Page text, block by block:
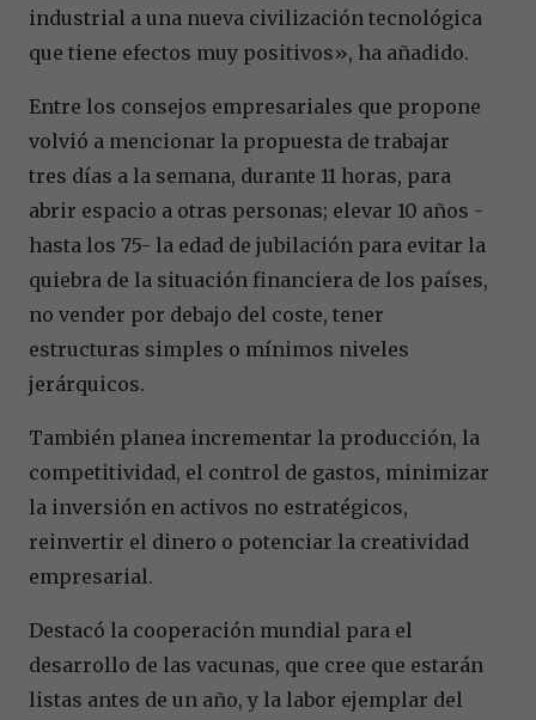
industrial a una nueva civilización tecnológica
que tiene efectos muy positivos», ha añadido.
Entre los consejos empresariales que propone
volvió a mencionar la propuesta de trabajar
tres días a la semana, durante 11 horas, para
abrir espacio a otras personas; elevar 10 años -
hasta los 75- la edad de jubilación para evitar la
quiebra de la situación financiera de los países,
no vender por debajo del coste, tener
estructuras simples o mínimos niveles
jerárquicos.
También planea incrementar la producción, la
competitividad, el control de gastos, minimizar
la inversión en activos no estratégicos,
reinvertir el dinero o potenciar la creatividad
empresarial.
Destacó la cooperación mundial para el
desarrollo de las vacunas, que cree que estarán
listas antes de un año, y la labor ejemplar del